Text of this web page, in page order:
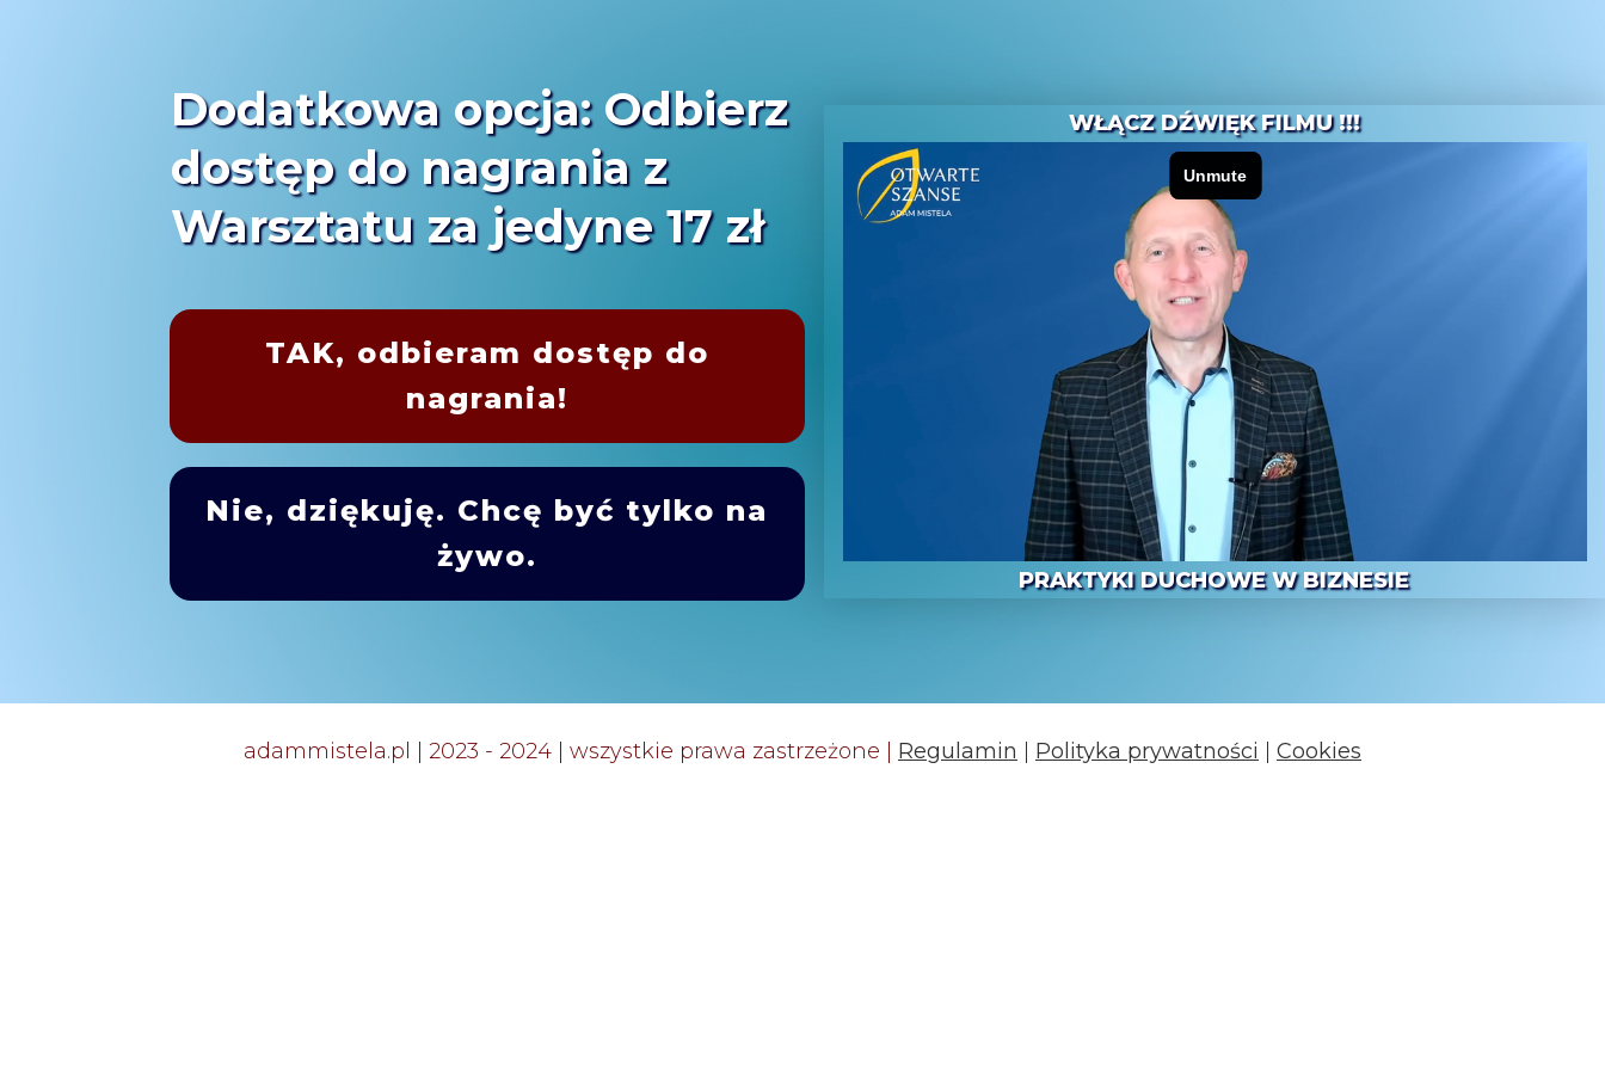
Dodatkowa opcja: Odbierz
dostęp do nagrania z
Warsztatu za jedyne 17 zł
TAK, odbieram dostęp do
nagrania!
Nie, dziękuję. Chcę być tylko na
żywo.
WŁĄCZ DŹWIĘK FILMU !!!
PRAKTYKI DUCHOWE W BIZNESIE
adammistela.pl | 2023 - 2024 | wszystkie prawa zastrzeżone | Regulamin Polityka prywatności Cookies